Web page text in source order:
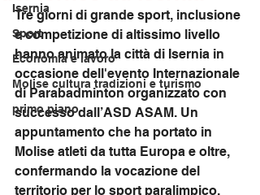
Isernia
Sport
Economia e lavoro
Molise cultura tradizioni e turismo
primo piano
Tre giorni di grande sport, inclusione
e competizione di altissimo livello
hanno animato la città di Isernia in
occasione dell'evento Internazionale
di Parabadminton organizzato con
successo dall’ASD ASAM. Un
appuntamento che ha portato in
Molise atleti da tutta Europa e oltre,
confermando la vocazione del
territorio per lo sport paralimpico.